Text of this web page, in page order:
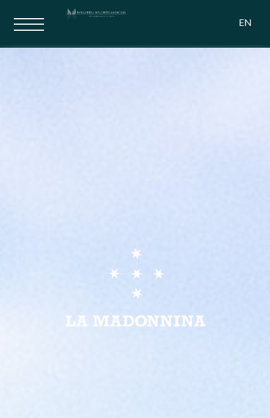
EN
La Madonnina